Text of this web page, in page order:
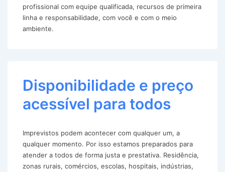
profissional com equipe qualificada, recursos de primeira
linha e responsabilidade, com você e com o meio
ambiente.
Disponibilidade e preço
acessível para todos
Imprevistos podem acontecer com qualquer um, a
qualquer momento. Por isso estamos preparados para
atender a todos de forma justa e prestativa. Residência,
zonas rurais, comércios, escolas, hospitais, indústrias,